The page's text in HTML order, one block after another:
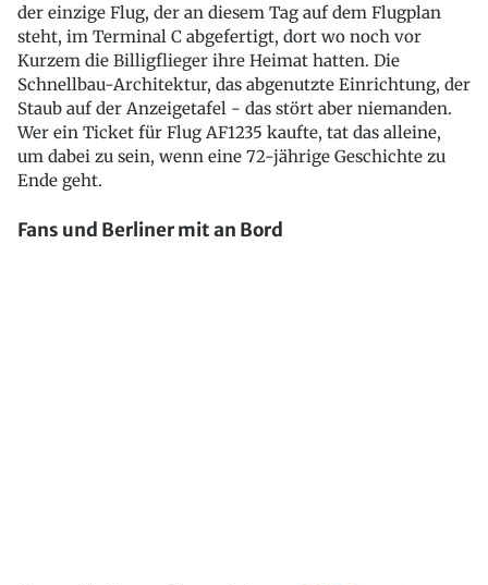
der einzige Flug, der an diesem Tag auf dem Flugplan
steht, im Terminal C abgefertigt, dort wo noch vor
Kurzem die Billigflieger ihre Heimat hatten. Die
Schnellbau-Architektur, das abgenutzte Einrichtung, der
Staub auf der Anzeigetafel - das stört aber niemanden.
Wer ein Ticket für Flug AF1235 kaufte, tat das alleine,
um dabei zu sein, wenn eine 72-jährige Geschichte zu
Ende geht.
Fans und Berliner mit an Bord